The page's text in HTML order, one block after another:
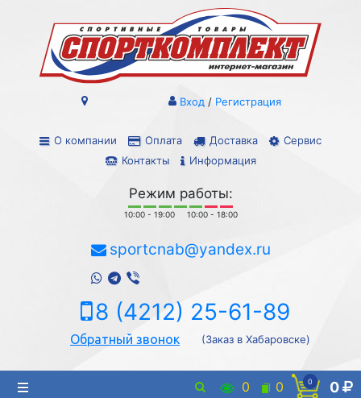
О компании Оплата Доставка
Сервис
Контакты
Информация
Вход / Регистрация
Режим работы:
10:00 - 19:00 10:00 - 18:00
sportcnab@yandex.ru
8 (4212) 25-61-89
Обратный звонок (Заказ в Хабаровске)
0 0 0 0